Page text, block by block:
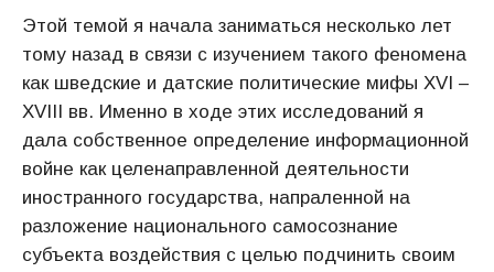
Этой темой я начала заниматься несколько лет
тому назад в связи с изучением такого феномена
как шведские и датские политические мифы XVI –
XVIII вв. Именно в ходе этих исследований я
дала собственное определение информационной
войне как целенаправленной деятельности
иностранного государства, напраленной на
разложение национального самосознание
субъекта воздействия с целью подчинить своим